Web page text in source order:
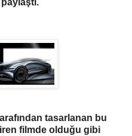
tasarlanan bu
filmde olduğu gibi